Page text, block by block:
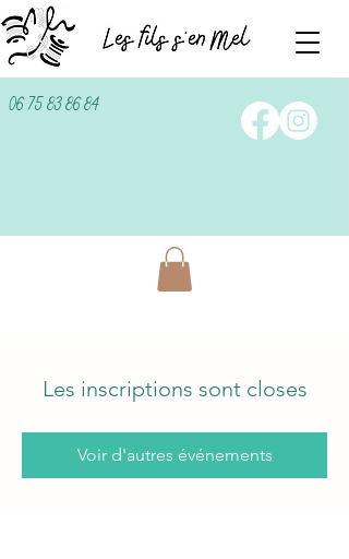
06 75 83 86 84
Les inscriptions sont closes
Voir d'autres événements